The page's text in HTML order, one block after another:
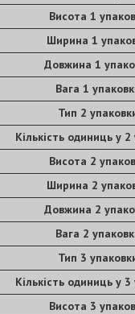
Висота 1
Ширина 1
Довжина 1
Вага 1
Тип 2
Кількість одиниць у 2
Висота 2
Ширина 2
Довжина 2
Вага 2
Тип 3
Кількість одиниць у 3
Висота 3